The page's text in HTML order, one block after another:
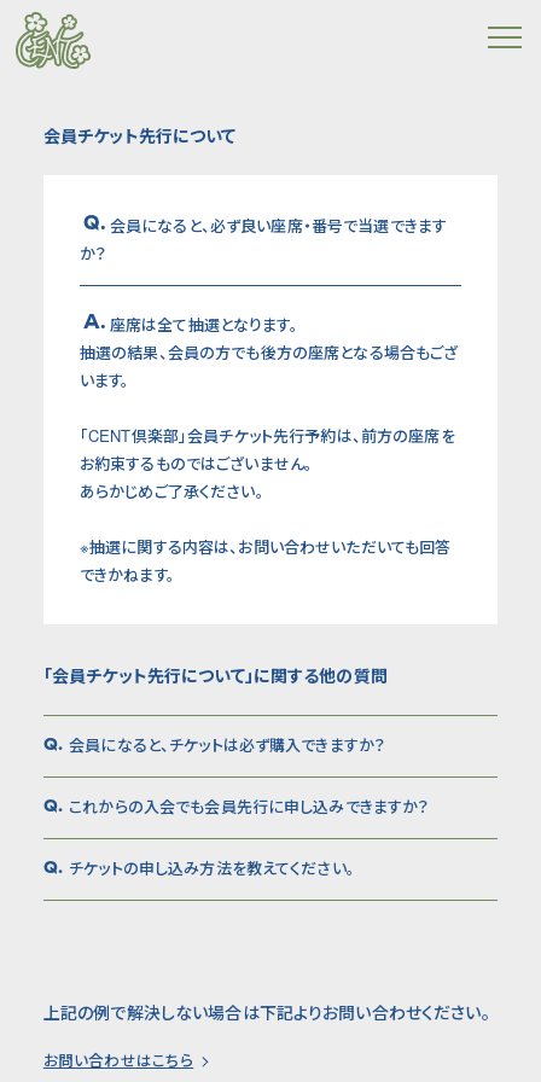
会員チケット先行について
Q. 会員になると、必ず良い座席・番号で当選できます
か？
A. 座席は全て抽選となります。
抽選の結果、会員の方でも後方の座席となる場合もござ
います。
「CENT倶楽部」会員チケット先行予約は、前方の座席を
お約束するものではございません。
あらかじめご了承ください。
※抽選に関する内容は、お問い合わせいただいても回答
できかねます。
「会員チケット先行について」に関する他の質問
Q. 会員になると、チケットは必ず購入できますか？
Q. これからの入会でも会員先行に申し込みできますか？
Q. チケットの申し込み方法を教えてください。
上記の例で解決しない場合は下記よりお問い合わせください。
お問い合わせはこちら